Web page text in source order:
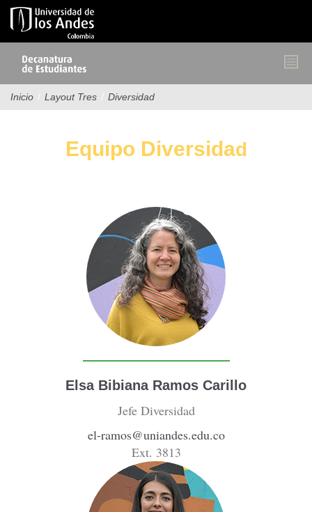
Pasar
contenido
Inicio / Layout Tres / Diversidad
Equipo Diversidad
Elsa Bibiana Ramos Carillo
Jefe Diversidad
el-ramos@uniandes.edu.co
Ext. 3813